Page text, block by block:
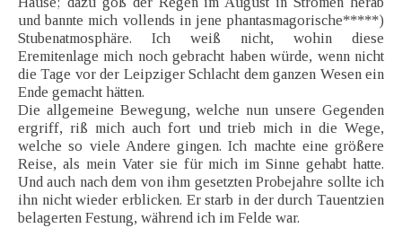
und bannte mich vollends in jene phantasmagorische*****)
Stubenatmosphäre. Ich weiß nicht, wohin diese
Eremitenlage mich noch gebracht haben würde, wenn nicht
die Tage vor der Leipziger Schlacht dem ganzen Wesen ein
Ende gemacht hätten.
Die allgemeine Bewegung, welche nun unsere Gegenden
ergriff, riß mich auch fort und trieb mich in die Wege,
welche so viele Andere gingen. Ich machte eine größere
Reise, als mein Vater sie für mich im Sinne gehabt hatte.
Und auch nach dem von ihm gesetzten Probejahre sollte ich
ihn nicht wieder erblicken. Er starb in der durch Tauentzien
belagerten Festung, während ich im Felde war.